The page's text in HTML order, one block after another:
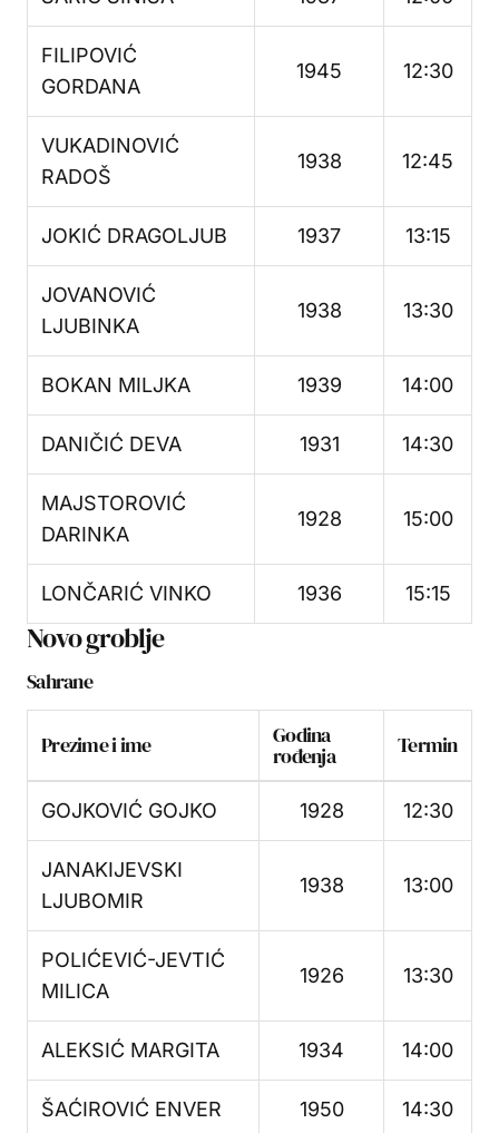
FILIPOVIĆ
GORDANA
1945 12:30
VUKADINOVIĆ
RADOŠ
1938 12:45
JOKIĆ DRAGOLJUB 1937 13:15
JOVANOVIĆ
LJUBINKA
1938 13:30
BOKAN MILJKA 1939 14:00
DANIČIĆ DEVA 1931 14:30
MAJSTOROVIĆ
DARINKA
1928 15:00
LONČARIĆ VINKO 1936 15:15
Novo groblje
Sahrane
Prezime i ime Godina
rođenja Termin
GOJKOVIĆ GOJKO 1928 12:30
JANAKIJEVSKI
LJUBOMIR
1938 13:00
POLIĆEVIĆ-JEVTIĆ
MILICA
1926 13:30
ALEKSIĆ MARGITA 1934 14:00
ŠAĆIROVIĆ ENVER 1950 14:30